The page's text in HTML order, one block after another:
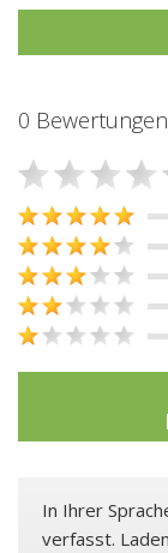
0 Bewertungen
In Ihrer
verfasst.